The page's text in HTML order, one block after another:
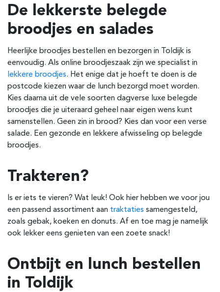
De lekkerste belegde
broodjes en salades
Heerlijke broodjes bestellen en bezorgen in Toldijk is
eenvoudig. Als online broodjeszaak zijn we specialist in
lekkere broodjes. Het enige dat je hoeft te doen is de
postcode kiezen waar de lunch bezorgd moet worden.
Kies daarna uit de vele soorten dagverse luxe belegde
broodjes die je uiteraard geheel naar eigen wens kunt
samenstellen. Geen zin in brood? Kies dan voor een verse
salade. Een gezonde en lekkere afwisseling op belegde
broodjes.
Trakteren?
Is er iets te vieren? Wat leuk! Ook hier hebben we voor jou
een passend assortiment aan traktaties samengesteld,
zoals gebak, koeken en donuts. Af en toe mag je namelijk
ook lekker eens genieten van een zoete snack!
Ontbijt en lunch bestellen
in Toldijk